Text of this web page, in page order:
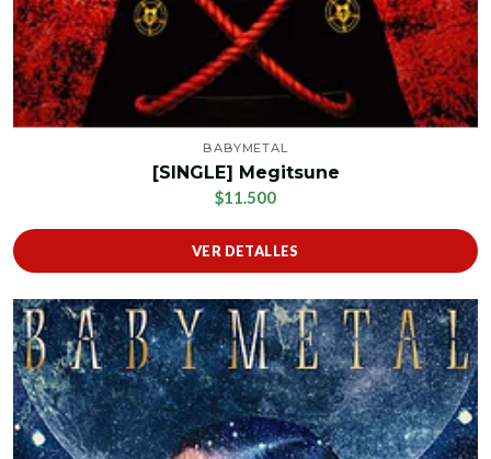
BABYMETAL
[SINGLE] Megitsune
$11.500
VER DETALLES